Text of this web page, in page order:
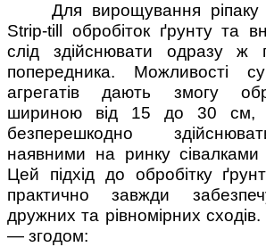
Для вирощування ріпаку
Strip-till обробіток ґрунту та
слід здійснювати одразу ж
попередника. Можливості
агрегатів дають змогу
шириною від 15 до 30 см,
безперешкодно
наявними на ринку сівалками
Цей підхід до обробітку
практично завжди
дружних та рівномірних
— згодом: